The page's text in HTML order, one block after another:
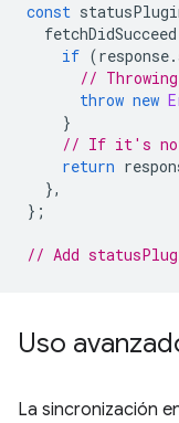
const
fetchDidSucceed
if (response.
//
throw new
}
// If it's not
return
},
};
// Add
Uso
La sincronización